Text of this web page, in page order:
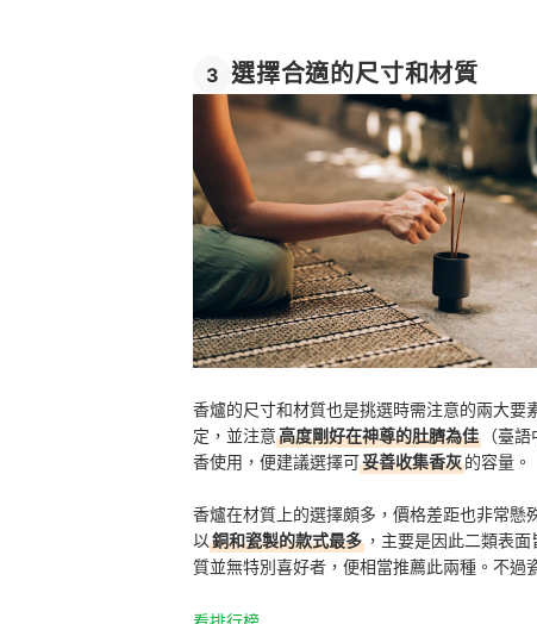
3 選擇合適的尺寸和材質
香爐的尺寸和材質也是挑選時需注意的兩大要
定，並注意高度剛好在神尊的肚臍為佳 （臺語
香使用，便建議選擇可妥善收集香灰的容量。
香爐在材質上的選擇頗多，價格差距也非常
以銅和瓷製的款式最多 ，主要是因此二類表面
質並無特別喜好者，便相當推薦此兩種。不過